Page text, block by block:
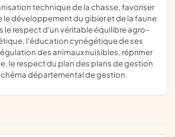
le développement du gibier et de la faune
le respect d'un véritable équilibre agro-
l'éducation cynégétique de ses
des animaux nuisibles, réprimer
le respect du plan des plans de gestion
départemental de gestion.